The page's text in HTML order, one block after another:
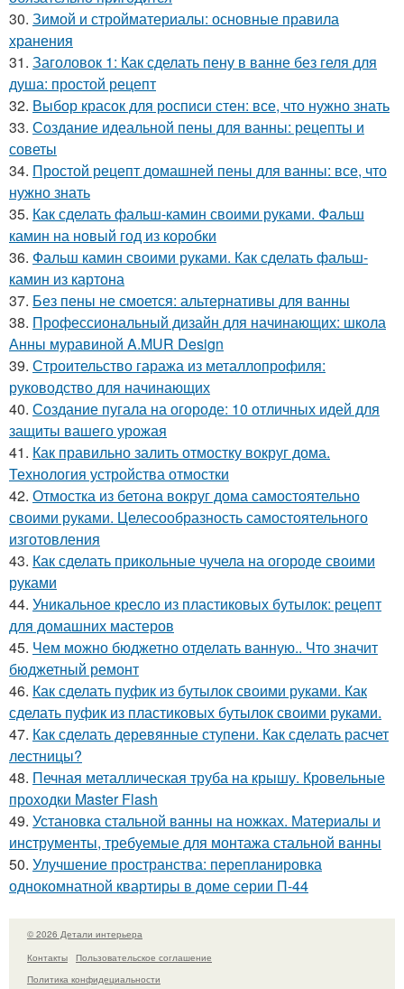
30. Зимой и стройматериалы: основные правила
хранения
31. Заголовок 1: Как сделать пену в ванне без геля для
душа: простой рецепт
32. Выбор красок для росписи стен: все, что нужно знать
33. Создание идеальной пены для ванны: рецепты и
советы
34. Простой рецепт домашней пены для ванны: все, что
нужно знать
35. Как сделать фальш-камин своими руками. Фальш
камин на новый год из коробки
36. Фальш камин своими руками. Как сделать фальш-
камин из картона
37. Без пены не смоется: альтернативы для ванны
38. Профессиональный дизайн для начинающих: школа
Анны муравиной A.MUR Design
39. Строительство гаража из металлопрофиля:
руководство для начинающих
40. Создание пугала на огороде: 10 отличных идей для
защиты вашего урожая
41. Как правильно залить отмостку вокруг дома.
Технология устройства отмостки
42. Отмостка из бетона вокруг дома самостоятельно
своими руками. Целесообразность самостоятельного
изготовления
43. Как сделать прикольные чучела на огороде своими
руками
44. Уникальное кресло из пластиковых бутылок: рецепт
для домашних мастеров
45. Чем можно бюджетно отделать ванную.. Что значит
бюджетный ремонт
46. Как сделать пуфик из бутылок своими руками. Как
сделать пуфик из пластиковых бутылок своими руками.
47. Как сделать деревянные ступени. Как сделать расчет
лестницы?
48. Печная металлическая труба на крышу. Кровельные
проходки Master Flash
49. Установка стальной ванны на ножках. Материалы и
инструменты, требуемые для монтажа стальной ванны
50. Улучшение пространства: перепланировка
однокомнатной квартиры в доме серии П-44
© 2026 Детали интерьера
Контакты
Пользовательское соглашение
Политика конфидециальности